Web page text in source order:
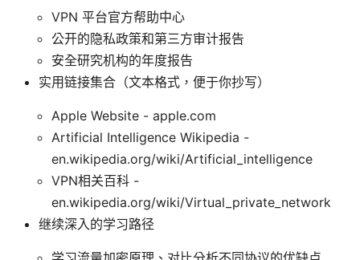
VPN 平台官方帮助中心
公开的隐私政策和第三方审计报告
安全研究机构的年度报告
实用链接集合（文本格式，便于你抄写）
Apple Website - apple.com
Artificial Intelligence Wikipedia -
en.wikipedia.org/wiki/Artificial_intelligence
VPN相关百科 -
en.wikipedia.org/wiki/Virtual_private_network
继续深入的学习路径